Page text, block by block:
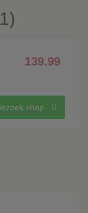
139.99
shop